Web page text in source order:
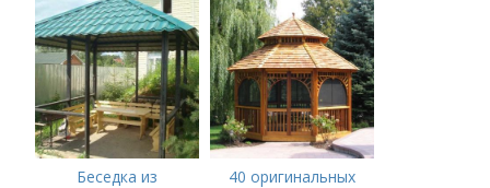
строительства
своими руками
Беседка из
40 оригинальных